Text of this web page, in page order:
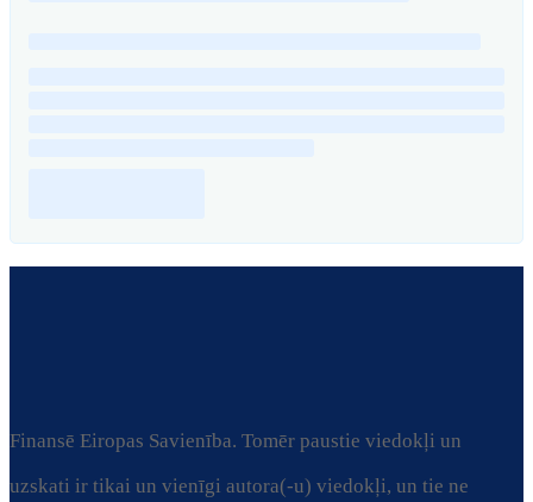
Finansē Eiropas Savienība. Tomēr paustie viedokļi un
uzskati ir tikai un vienīgi autora(-u) viedokļi, un tie ne